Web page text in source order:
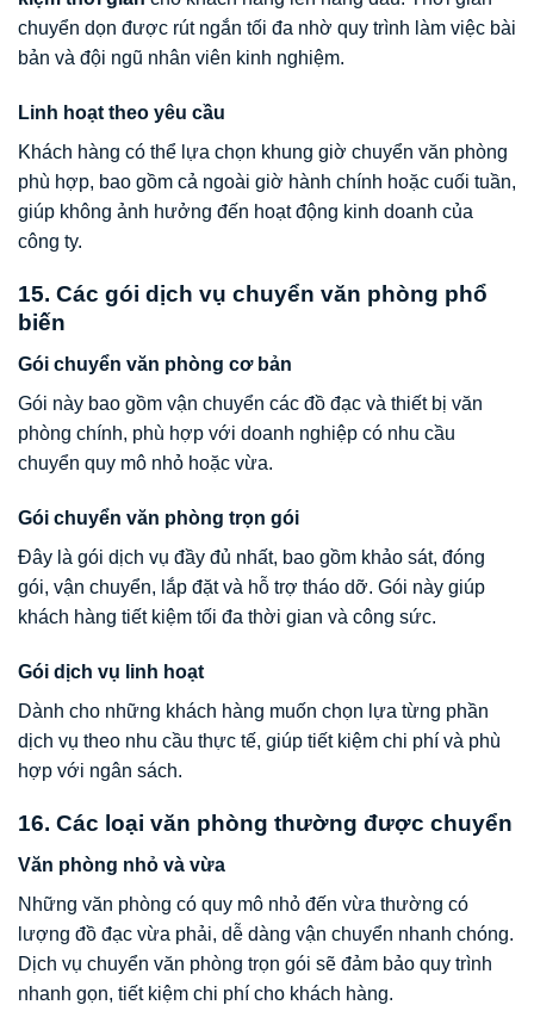
chuyển dọn được rút ngắn tối đa nhờ quy trình làm việc bài
bản và đội ngũ nhân viên kinh nghiệm.
Linh hoạt theo yêu cầu
Khách hàng có thể lựa chọn khung giờ chuyển văn phòng
phù hợp, bao gồm cả ngoài giờ hành chính hoặc cuối tuần,
giúp không ảnh hưởng đến hoạt động kinh doanh của
công ty.
15. Các gói dịch vụ chuyển văn phòng phổ
biến
Gói chuyển văn phòng cơ bản
Gói này bao gồm vận chuyển các đồ đạc và thiết bị văn
phòng chính, phù hợp với doanh nghiệp có nhu cầu
chuyển quy mô nhỏ hoặc vừa.
Gói chuyển văn phòng trọn gói
Đây là gói dịch vụ đầy đủ nhất, bao gồm khảo sát, đóng
gói, vận chuyển, lắp đặt và hỗ trợ tháo dỡ. Gói này giúp
khách hàng tiết kiệm tối đa thời gian và công sức.
Gói dịch vụ linh hoạt
Dành cho những khách hàng muốn chọn lựa từng phần
dịch vụ theo nhu cầu thực tế, giúp tiết kiệm chi phí và phù
hợp với ngân sách.
16. Các loại văn phòng thường được chuyển
Văn phòng nhỏ và vừa
Những văn phòng có quy mô nhỏ đến vừa thường có
lượng đồ đạc vừa phải, dễ dàng vận chuyển nhanh chóng.
Dịch vụ chuyển văn phòng trọn gói sẽ đảm bảo quy trình
nhanh gọn, tiết kiệm chi phí cho khách hàng.